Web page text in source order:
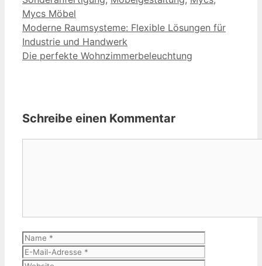
Mycs Möbel
Moderne Raumsysteme: Flexible Lösungen für
Industrie und Handwerk
Die perfekte Wohnzimmerbeleuchtung
Schreibe einen Kommentar
Name